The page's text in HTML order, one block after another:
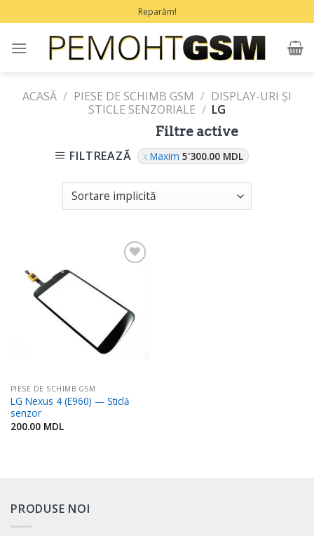
la
conținut
Reparăm!
ACASĂ / PIESE DE SCHIMB GSM / DISPLAY-URI ȘI
STICLE SENZORIALE / LG
FILTREAZĂ
Filtre active
Maxim5'300.00 MDL
PIESE DE SCHIMB GSM
LG Nexus 4 (E960) — Sticlă
senzor
200.00 MDL
PRODUSE NOI